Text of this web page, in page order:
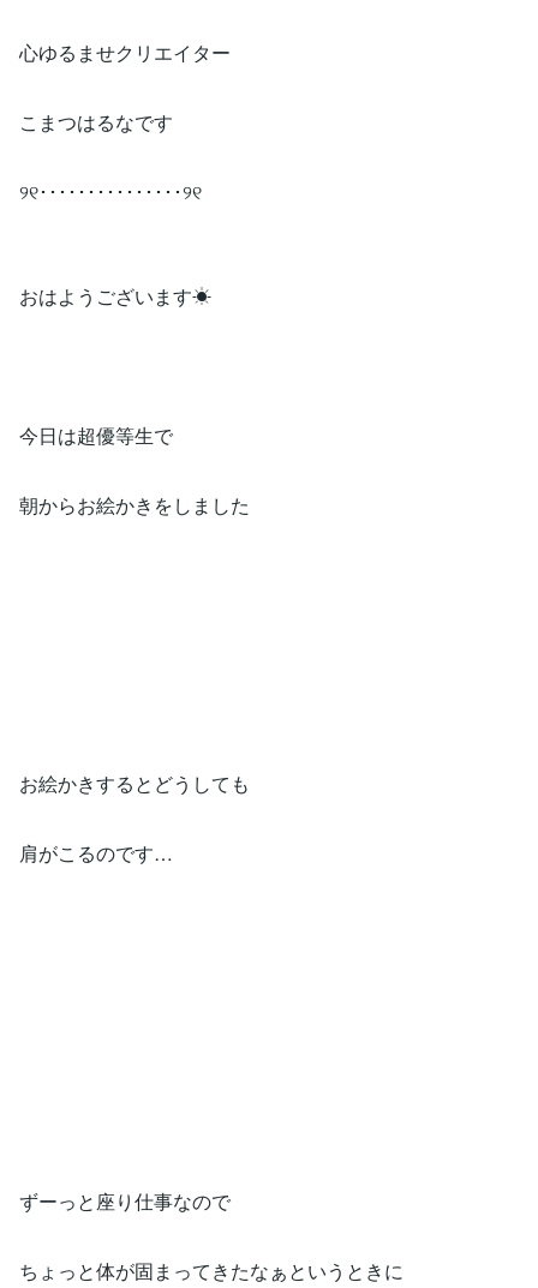
心ゆるませクリエイター
こまつはるなです
୨୧･･･････････････୨୧
おはようございます☀
今日は超優等生で
朝からお絵かきをしました
お絵かきするとどうしても
肩がこるのです…
ずーっと座り仕事なので
ちょっと体が固まってきたなぁというときに